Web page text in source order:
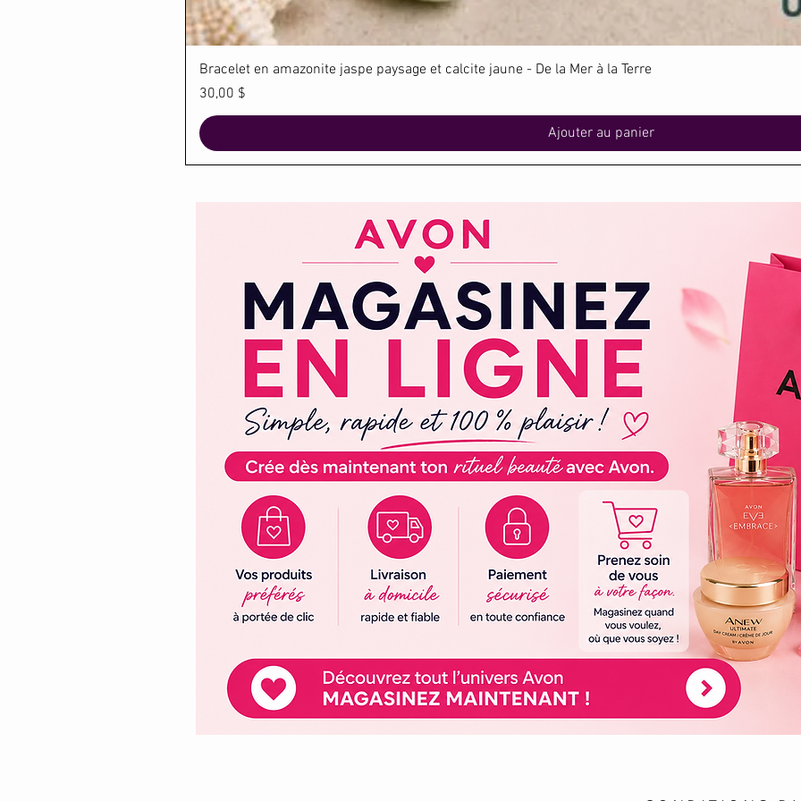
Aperçu rapide
Bracelet en amazonite jaspe paysage et calcite jaune - De la Mer à la Terre
Prix
30,00 $
Ajouter au panier